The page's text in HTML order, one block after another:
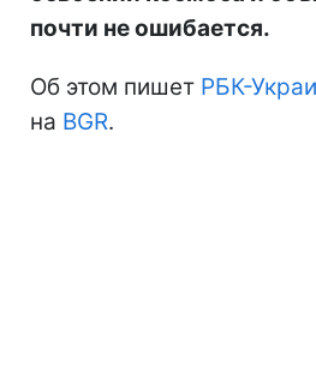
почти не ошибается.
Об этом пишет РБК-
на BGR.